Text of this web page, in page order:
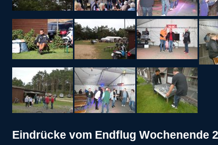
Eindrücke vom Endflug Wochenende